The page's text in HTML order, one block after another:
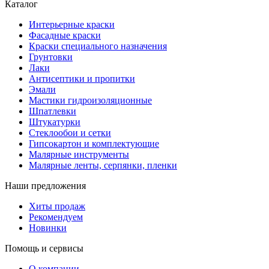
Каталог
Интерьерные краски
Фасадные краски
Краски специального назначения
Грунтовки
Лаки
Антисептики и пропитки
Эмали
Мастики гидроизоляционные
Шпатлевки
Штукатурки
Стеклообои и сетки
Гипсокартон и комплектующие
Малярные инструменты
Малярные ленты, серпянки, пленки
Наши предложения
Хиты продаж
Рекомендуем
Новинки
Помощь и сервисы